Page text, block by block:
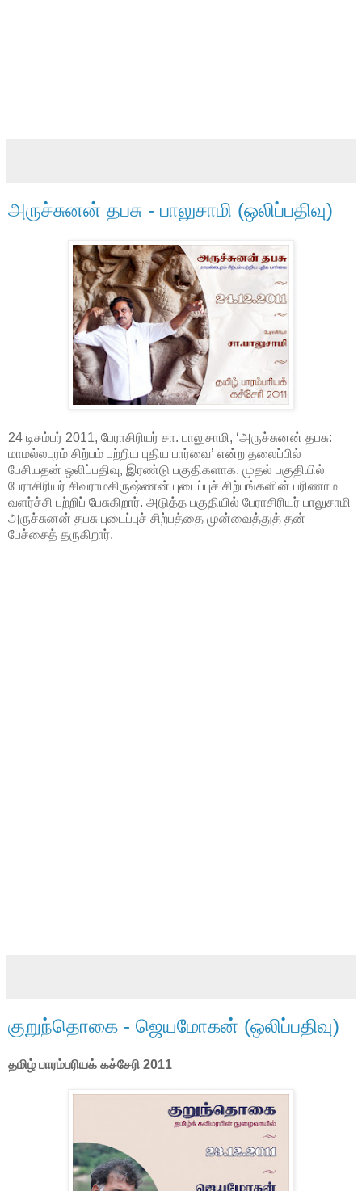
அருச்சுனன் தபசு - பாலுசாமி (ஒலிப்பதிவு)
24 டிசம்பர் 2011, பேராசிரியர் சா. பாலுசாமி, ‘அருச்சுனன் தபசு:
மாமல்லபுரம் சிற்பம் பற்றிய புதிய பார்வை’ என்ற தலைப்பில்
பேசியதன் ஒலிப்பதிவு, இரண்டு பகுதிகளாக. முதல் பகுதியில்
பேராசிரியர் சிவராமகிருஷ்ணன் புடைப்புச் சிற்பங்களின் பரிணாம
வளர்ச்சி பற்றிப் பேசுகிறார். அடுத்த பகுதியில் பேராசிரியர் பாலுசாமி
அருச்சுனன் தபசு புடைப்புச் சிற்பத்தை முன்வைத்துத் தன்
பேச்சைத் தருகிறார்.
குறுந்தொகை - ஜெயமோகன் (ஒலிப்பதிவு)
தமிழ் பாரம்பரியக் கச்சேரி 2011